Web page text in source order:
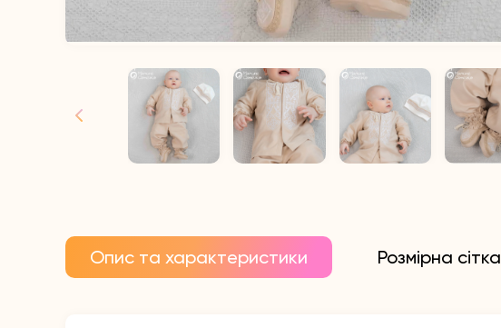
Опис та характеристики Розмірна сітка